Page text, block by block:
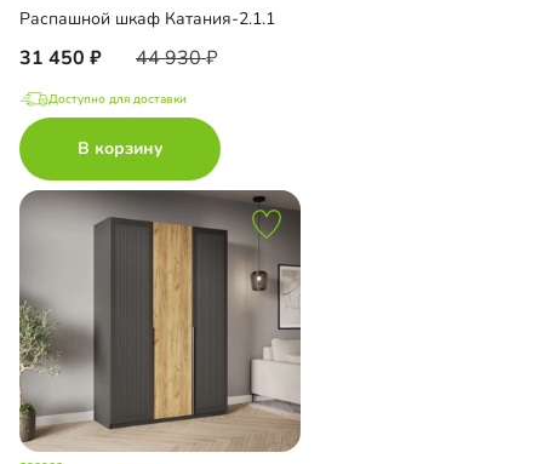
Распашной шкаф Катания-2.1.1
31 450 44 930
Доступно для доставки
В корзину